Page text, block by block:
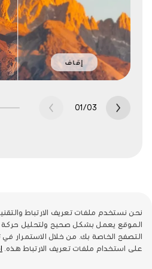
نحن نستخدم ملفات تعريف الارتباط
الموقع يعمل بشكل صحيح ولتحليل حركة
التصفح الخاصة بك. من خلال الاستمرار
على استخدام ملفات تعريف الارتباط هذه.
إقاف
01 /03
ستوديو الذكاء
وسع